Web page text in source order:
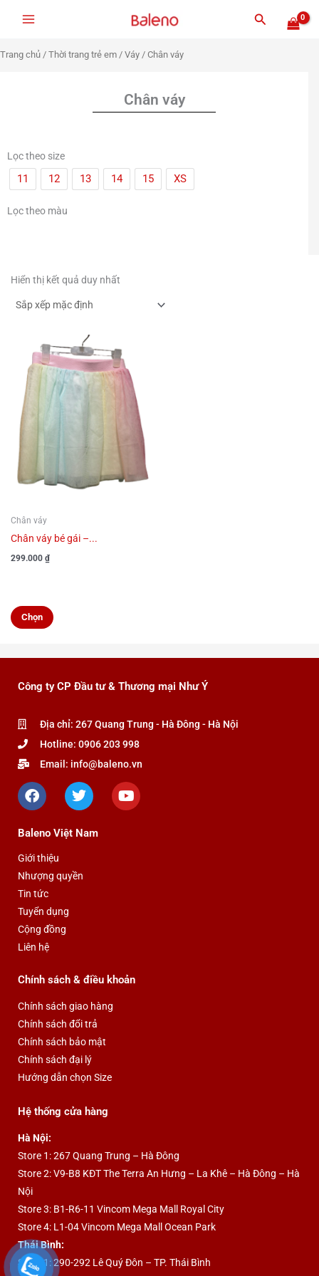
dung
Tìm
Trang chủ / Thời trang trẻ em / Váy / Chân váy
Chân váy
Lọc theo size
11 12 13 14 15 XS
Lọc theo màu
Hiển thị kết quả duy nhất
Chân váy
Chân váy bé gái –...
299.000 ₫
Chọn
nhiều
biến
thể.
Các
tùy
có
thể
được
trang
sản
Công ty CP Đầu tư & Thương mại Như Ý
Địa chỉ: 267 Quang Trung - Hà Đông - Hà Nội
Hotline: 0906 203 998
Email: info@baleno.vn
F
a
c
b
o
o
k
T
w
i
t
Y
o
u
Baleno Việt Nam
Giới thiệu
Nhượng quyền
Tin tức
Tuyển dụng
Cộng đồng
Liên hệ
Chính sách & điều khoản
Chính sách giao hàng
Chính sách đổi trả
Chính sách bảo mật
Chính sách đại lý
Hướng dẫn chọn Size
Hệ thống cửa hàng
Hà Nội:
Store 1: 267 Quang Trung – Hà Đông
Store 2: V9-B8 KĐT The Terra An Hưng – La Khê – Hà Đông – Hà
Nội
Store 3: B1-R6-11 Vincom Mega Mall Royal City
Store 4: L1-04 Vincom Mega Mall Ocean Park
Thái Bình:
Store 1: 290-292 Lê Quý Đôn – TP. Thái Bình